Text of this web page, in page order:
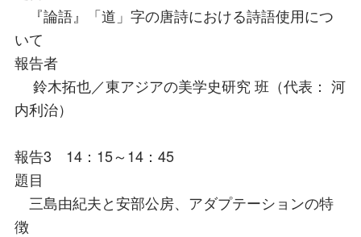
『論語』「道」字の唐詩における詩語使用につ
いて
報告者
鈴木拓也／東アジアの美学史研究 班（代表： 河
内利治）
報告3 14：15～14：45
題目
三島由紀夫と安部公房、アダプテーションの特
徴